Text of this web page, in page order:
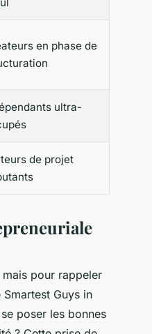
en phase de
ultra-
de projet
pour rappeler
Smartest Guys in
poser les bonnes